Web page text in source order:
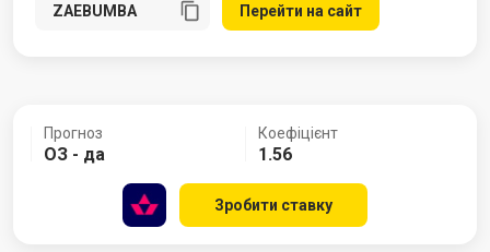
Перейти на сайт
Прогноз
ОЗ - да
Коефіцієнт
1.56
Зробити ставку